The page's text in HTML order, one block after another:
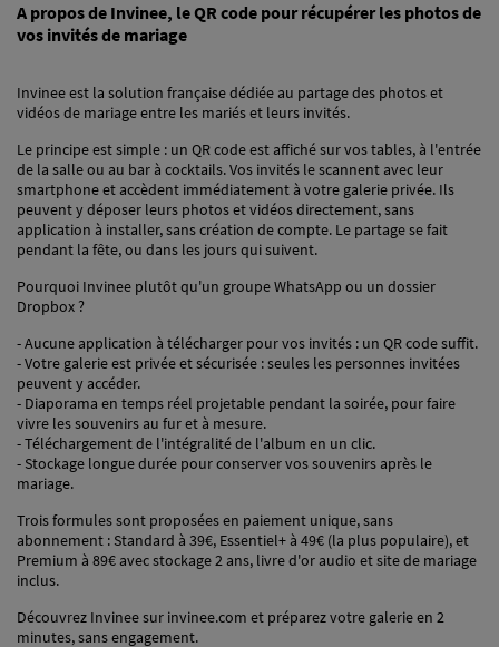
A propos de Invinee, le QR code pour récupérer les photos de
vos invités de mariage
Invinee est la solution française dédiée au partage des photos et
vidéos de mariage entre les mariés et leurs invités.
Le principe est simple : un QR code est affiché sur vos tables, à l'entrée
de la salle ou au bar à cocktails. Vos invités le scannent avec leur
smartphone et accèdent immédiatement à votre galerie privée. Ils
peuvent y déposer leurs photos et vidéos directement, sans
application à installer, sans création de compte. Le partage se fait
pendant la fête, ou dans les jours qui suivent.
Pourquoi Invinee plutôt qu'un groupe WhatsApp ou un dossier
Dropbox ?
- Aucune application à télécharger pour vos invités : un QR code suffit.
- Votre galerie est privée et sécurisée : seules les personnes invitées
peuvent y accéder.
- Diaporama en temps réel projetable pendant la soirée, pour faire
vivre les souvenirs au fur et à mesure.
- Téléchargement de l'intégralité de l'album en un clic.
- Stockage longue durée pour conserver vos souvenirs après le
mariage.
Trois formules sont proposées en paiement unique, sans
abonnement : Standard à 39€, Essentiel+ à 49€ (la plus populaire), et
Premium à 89€ avec stockage 2 ans, livre d'or audio et site de mariage
inclus.
Découvrez Invinee sur invinee.com et préparez votre galerie en 2
minutes, sans engagement.